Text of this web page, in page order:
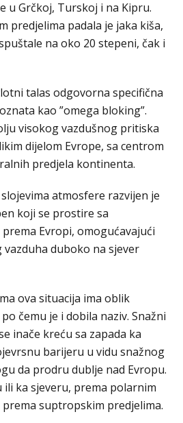
u Grčkoj, Turskoj i na Kipru.
predjelima padala je jaka kiša,
na oko 20 stepeni, čak i
talas odgovorna specifična
kao ”omega bloking”.
visokog vazdušnog pritiska
dijelom Evrope, sa centrom
predjela kontinenta.
atmosfere razvijen je
koji se prostire sa
Evropi, omogućavajući
duboko na sjever
ova situacija ima oblik
čemu je i dobila naziv. Snažni
inače kreću sa zapada ka
barijeru u vidu snažnog
da prodru dublje nad Evropu.
ka sjeveru, prema polarnim
suptropskim predjelima.